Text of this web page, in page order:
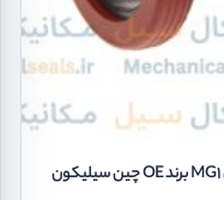
مکانیکال سیل فیبر و فنر آببند مکانیکی نافی MG1 برند OE چین سیلیکون